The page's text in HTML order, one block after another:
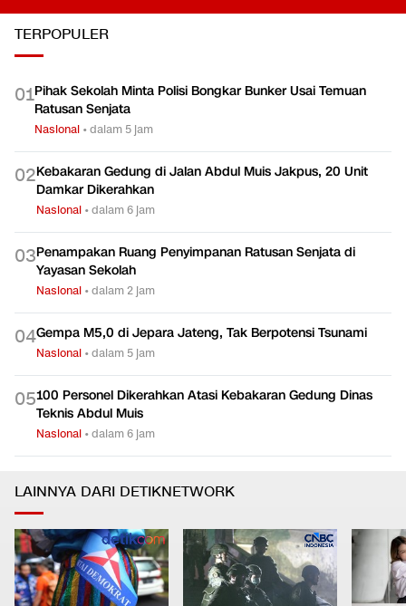
TERPOPULER
01Pihak Sekolah Minta Polisi Bongkar Bunker Usai Temuan
Ratusan Senjata
Nasional •dalam 5 jam
02Kebakaran Gedung di Jalan Abdul Muis Jakpus, 20 Unit
Damkar Dikerahkan
Nasional •dalam 6 jam
03Penampakan Ruang Penyimpanan Ratusan Senjata di
Yayasan Sekolah
Nasional •dalam 2 jam
04Gempa M5,0 di Jepara Jateng, Tak Berpotensi Tsunami
Nasional •dalam 5 jam
05100 Personel Dikerahkan Atasi Kebakaran Gedung Dinas
Teknis Abdul Muis
Nasional •dalam 6 jam
LAINNYA DARI DETIKNETWORK